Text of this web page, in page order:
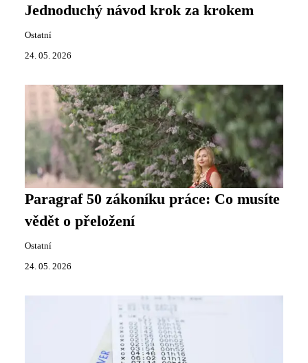
Jednoduchý návod krok za krokem
Ostatní
24. 05. 2026
Paragraf 50 zákoníku práce: Co musíte
vědět o přeložení
Ostatní
24. 05. 2026